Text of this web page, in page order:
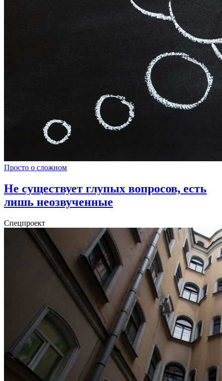
Просто о сложном
Не существует глупых вопросов, есть
лишь неозвученные
Спецпроект